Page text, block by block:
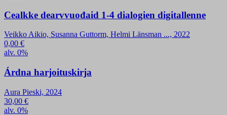
Cealkke dearvvuođaid 1-4 dialogien digitallenne
Veikko Aikio, Susanna Guttorm, Helmi Länsman ..., 2022
0,00 €
alv. 0%
Árdna harjoituskirja
Aura Pieski, 2024
30,00 €
alv. 0%